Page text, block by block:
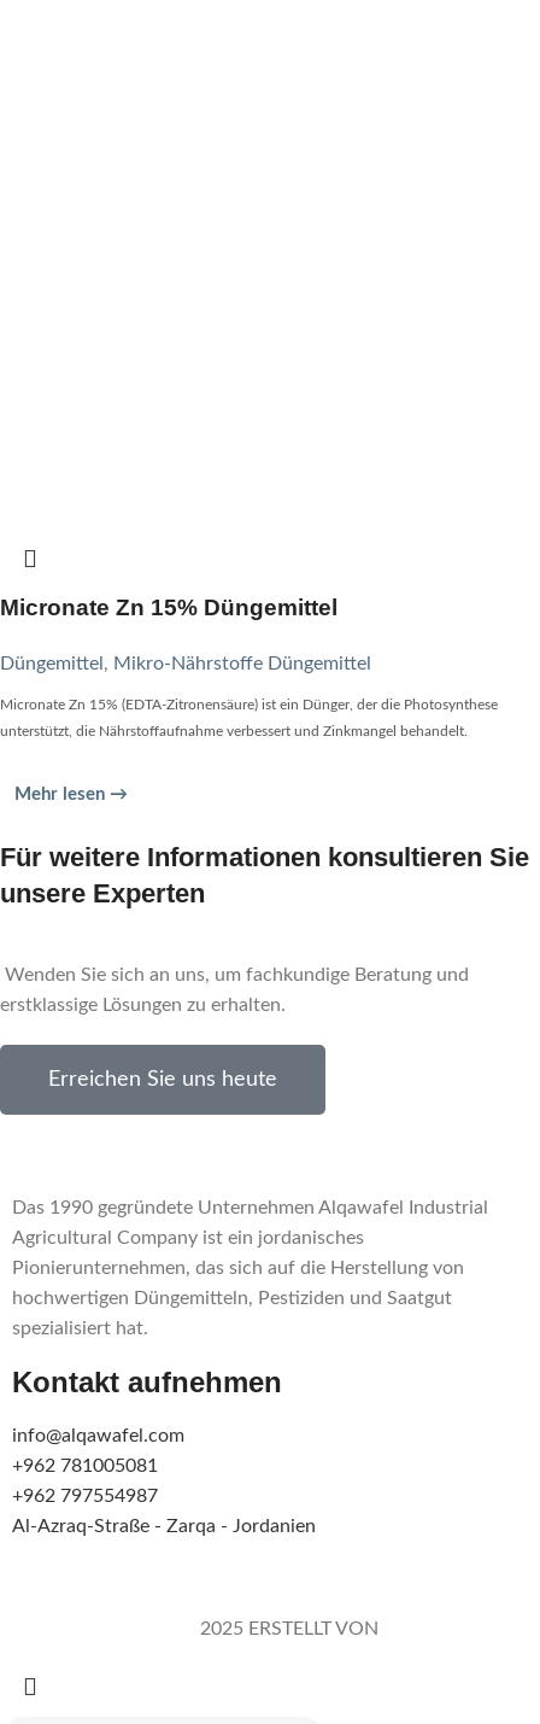
Micronate Zn 15% Düngemittel
Düngemittel , Mikro-Nährstoffe Düngemittel
Micronate Zn 15% (EDTA-Zitronensäure) ist ein Dünger, der die Photosynthese
unterstützt, die Nährstoffaufnahme verbessert und Zinkmangel behandelt.
Mehr lesen →
Für weitere Informationen konsultieren Sie
unsere Experten
Wenden Sie sich an uns, um fachkundige Beratung und
erstklassige Lösungen zu erhalten.
Erreichen Sie uns heute
Das 1990 gegründete Unternehmen Alqawafel Industrial
Agricultural Company ist ein jordanisches
Pionierunternehmen, das sich auf die Herstellung von
hochwertigen Düngemitteln, Pestiziden und Saatgut
spezialisiert hat.
Kontakt aufnehmen
info@alqawafel.com
+962 781005081
+962 797554987
Al-Azraq-Straße - Zarqa - Jordanien
2025 ERSTELLT VON